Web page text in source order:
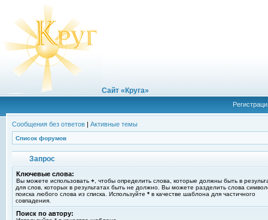
Сайт «Круга»
Сообщения без ответов | Активные темы
Список форумов
Запрос
Ключевые слова:
Вы можете использовать + , чтобы определить слова, которые должны быть в
для слов, которых в результатах быть не должно. Вы можете разделить слова
поиска любого слова из списка. Используйте * в качестве шаблона для частичного
совпадения.
Поиск по автору: